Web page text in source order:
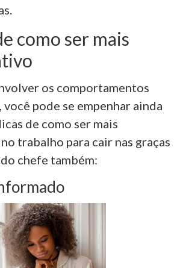
como ser mais
os comportamentos
pode se empenhar ainda
de como ser mais
trabalho para cair nas graças
chefe também: